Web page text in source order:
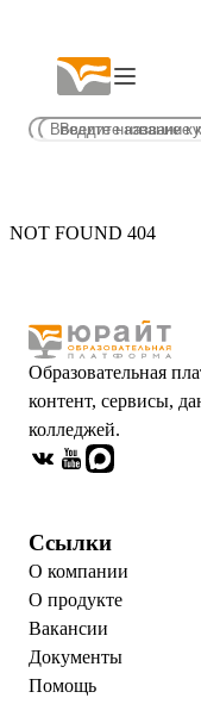
NOT FOUND 404
Образовательная
контент, сервисы,
колледжей.
Ссылки
О компании
О продукте
Вакансии
Документы
Помощь